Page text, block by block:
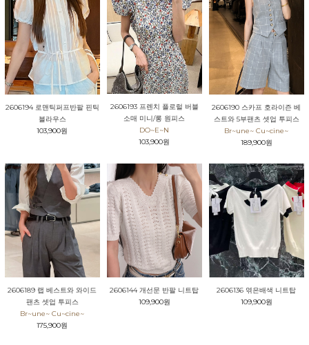
2606194 로맨틱퍼프반팔 핀틱
블라우스
103,900원
2606193 프렌치 플로럴 버블
소매 미니/롱 원피스
DO~E~N
103,900원
2606190 스카프 호라이즌 베
스트와 5부팬츠 셋업 투피스
Br~une~ Cu~cine~
189,900원
2606189 랩 베스트와 와이드
팬츠 셋업 투피스
Br~une~ Cu~cine~
175,900원
2606144 개선문 반팔 니트탑
109,900원
2606136 엮은배색 니트탑
109,900원